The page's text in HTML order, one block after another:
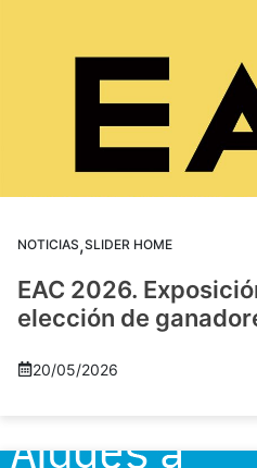
NOTICIAS,SLIDER HOME
EAC 2026.
elección de
20/05/2026